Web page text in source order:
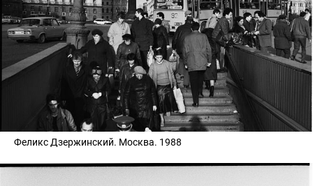
Феликс Дзержинский. Москва. 1988